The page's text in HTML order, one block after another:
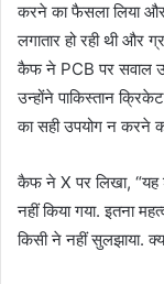
करने का फैसला लिया और
लगातार हो रही थी और
कैफ ने PCB पर सवाल
उन्होंने पाकिस्तान
का सही उपयोग न करने
कैफ ने X पर लिखा, “यह
नहीं किया गया. इतना
किसी ने नहीं सुलझाया.